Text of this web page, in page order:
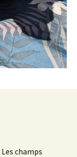
Les champs